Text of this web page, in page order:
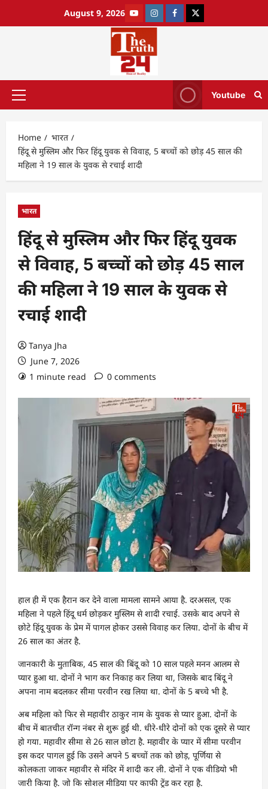
August 9, 2026
Youtube
Home
भारत
हिंदू से मुस्लिम और फिर हिंदू युवक से विवाह, 5 बच्चों को छोड़ 45 साल की
महिला ने 19 साल के युवक से रचाई शादी
भारत
हिंदू से मुस्लिम और फिर हिंदू युवक
से विवाह, 5 बच्चों को छोड़ 45 साल
की महिला ने 19 साल के युवक से
रचाई शादी
Tanya Jha
June 7, 2026
1 minute read
0 comments
हाल ही में एक हैरान कर देने वाला मामला सामने आया है. दरअसल, एक
महिला ने पहले हिंदू धर्म छोड़कर मुस्लिम से शादी रचाई. उसके बाद अपने से
छोटे हिंदू युवक के प्रेम में पागल होकर उससे विवाह कर लिया. दोनों के बीच में
26 साल का अंतर है.
जानकारी के मुताबिक, 45 साल की बिंदू को 10 साल पहले मनन आलम से
प्यार हुआ था. दोनों ने भाग कर निकाह कर लिया था, जिसके बाद बिंदू ने
अपना नाम बदलकर सीमा परवीन रख लिया था. दोनों के 5 बच्चे भी है.
अब महिला को फिर से महावीर ठाकुर नाम के युवक से प्यार हुआ. दोनों के
बीच में बातचीत रॉन्ग नंबर से शुरू हुई थी. धीरे-धीरे दोनों को एक दूसरे से प्यार
हो गया. महावीर सीमा से 26 साल छोटा है. महावीर के प्यार में सीमा परवीन
इस कदर पागल हुई कि उसने अपने 5 बच्चों तक को छोड़, पूर्णिया से
कोलकता जाकर महावीर से मंदिर में शादी कर ली. दोनों ने एक वीडियो भी
जारी किया है. जो कि सोशल मीडिया पर काफी ट्रेंड कर रहा है.